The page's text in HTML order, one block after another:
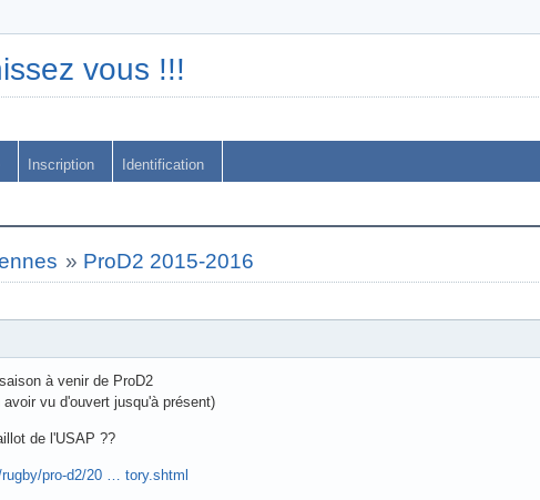
vous !!!
Inscription Identification
» ProD2 2015-2016
à venir de ProD2
vu d'ouvert jusqu'à présent)
de l'USAP ??
pro-d2/20 … tory.shtml